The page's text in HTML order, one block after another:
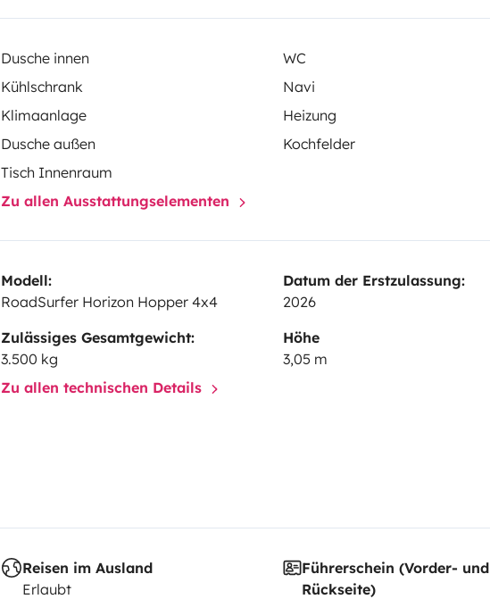
Dusche innen
WC
Kühlschrank
Navi
Klimaanlage
Heizung
Dusche außen
Kochfelder
Tisch Innenraum
Zu allen Ausstattungselementen
Modell:
RoadSurfer Horizon Hopper 4x4
Datum der Erstzulassung:
2026
Zulässiges Gesamtgewicht:
3.500 kg
Höhe
3,05 m
Zu allen technischen Details
Reisen im Ausland
Erlaubt
Führerschein (Vorder- und
Rückseite)